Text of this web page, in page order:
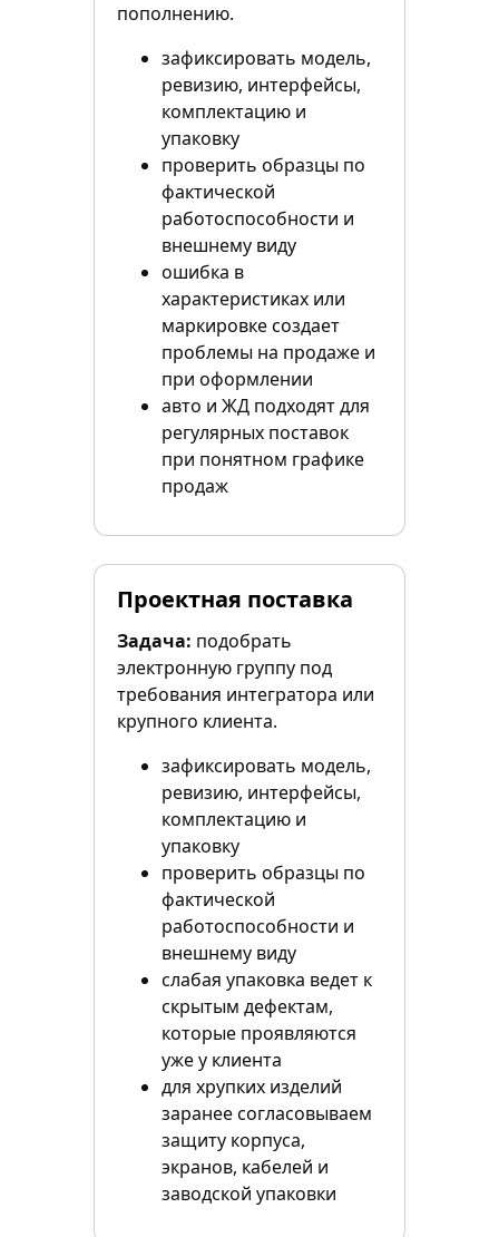
пополнению.
зафиксировать модель,
ревизию, интерфейсы,
комплектацию и
упаковку
проверить образцы по
фактической
работоспособности и
внешнему виду
ошибка в
характеристиках или
маркировке создает
проблемы на продаже и
при оформлении
авто и ЖД подходят для
регулярных поставок
при понятном графике
продаж
Проектная поставка
Задача: подобрать
электронную группу под
требования интегратора или
крупного клиента.
зафиксировать модель,
ревизию, интерфейсы,
комплектацию и
упаковку
проверить образцы по
фактической
работоспособности и
внешнему виду
слабая упаковка ведет к
скрытым дефектам,
которые проявляются
уже у клиента
для хрупких изделий
заранее согласовываем
защиту корпуса,
экранов, кабелей и
заводской упаковки